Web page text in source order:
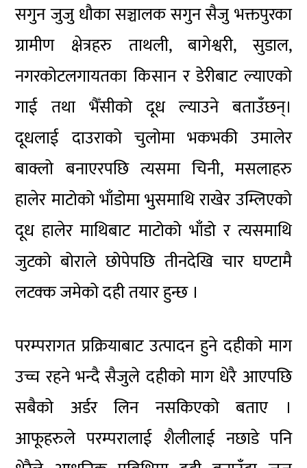
सगुन जुजु धौका सञ्चालक सगुन सैजु भक्तपुरका
ग्रामीण क्षेत्रहरु ताथली, बागेश्वरी, सुडाल,
नगरकोटलगायतका किसान र डेरीबाट ल्याएको
गाई तथा भैँसीको दूध ल्याउने बताउँछन्।
दूधलाई दाउराको चुलोमा भकभकी उमालेर
बाक्लो बनाएरपछि त्यसमा चिनी, मसलाहरु
हालेर माटोको भाँडोमा भुसमाथि राखेर उम्लिएको
दूध हालेर माथिबाट माटोको भाँडो र त्यसमाथि
जुटको बोराले छोपेपछि तीनदेखि चार घण्टामै
लटक्क जमेको दही तयार हुन्छ ।
परम्परागत प्रक्रियाबाट उत्पादन हुने दहीको माग
उच्च रहने भन्दै सैजुले दहीको माग धेरै आएपछि
सबैको अर्डर लिन नसकिएको बताए ।
आफूहरुले परम्परालाई शैलीलाई नछाडे पनि